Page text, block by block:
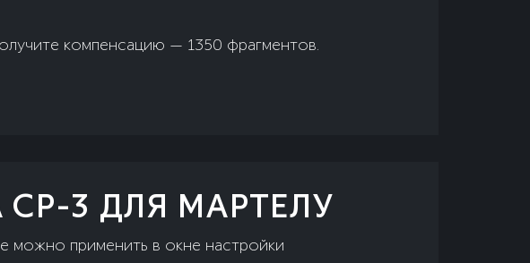
компенсацию — 1350 фрагментов.
3 ДЛЯ МАРТЕЛУ
можно применить в окне настройки